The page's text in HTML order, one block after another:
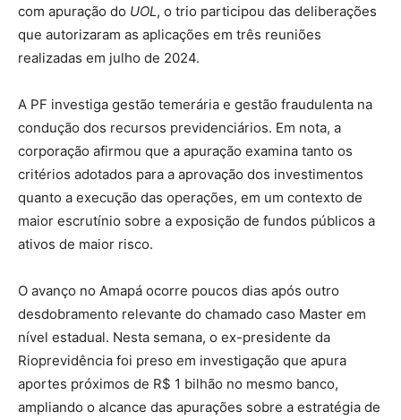
com apuração do UOL, o trio participou das deliberações
que autorizaram as aplicações em três reuniões
realizadas em julho de 2024.
A PF investiga gestão temerária e gestão fraudulenta na
condução dos recursos previdenciários. Em nota, a
corporação afirmou que a apuração examina tanto os
critérios adotados para a aprovação dos investimentos
quanto a execução das operações, em um contexto de
maior escrutínio sobre a exposição de fundos públicos a
ativos de maior risco.
O avanço no Amapá ocorre poucos dias após outro
desdobramento relevante do chamado caso Master em
nível estadual. Nesta semana, o ex-presidente da
Rioprevidência foi preso em investigação que apura
aportes próximos de R$ 1 bilhão no mesmo banco,
ampliando o alcance das apurações sobre a estratégia de